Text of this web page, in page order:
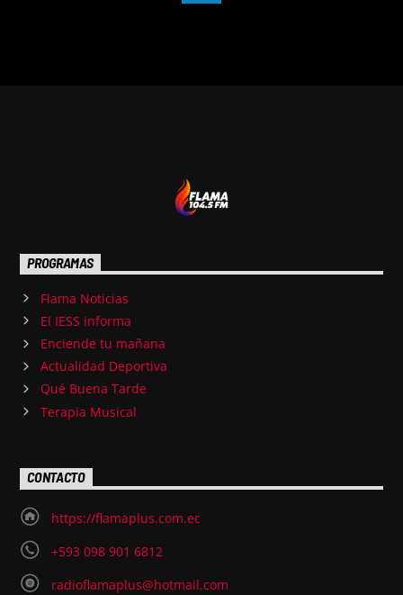
PROGRAMAS
Flama Noticias
El IESS informa
Enciende tu mañana
Actualidad Deportiva
Qué Buena Tarde
Terapia Musical
CONTACTO
https://flamaplus.com.ec
+593 098 901 6812
radioflamaplus@hotmail.com